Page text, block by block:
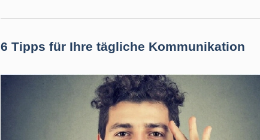
6 Tipps für Ihre tägliche Kommunikation